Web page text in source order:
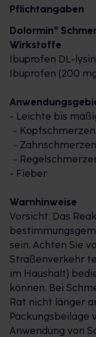
Wirkstoffes
der nicht-
Linderung von
Entzündungen
im Magen löslich
aufgenommen
Zeit gelindert
Pflichtangaben
Dolormin®
Wirkstoffe
Ibuprofen DL-
Ibuprofen (200
- Leichte bis
- Kopfschmerzen
- Zahnschmerzen
-
- Fieber
Warnhinweise
Vorsicht: Das
sein. Achten Sie
Straßenverkehr
im Haushalt)
können. Bei
Rat nicht länger
Packungsbeilage
Anwendung von